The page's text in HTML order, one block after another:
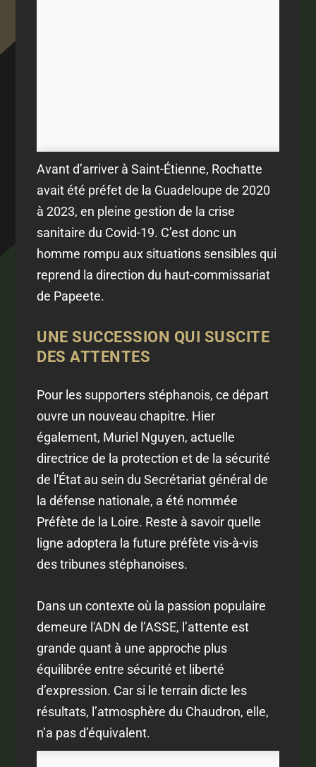
Avant d’arriver à Saint-Étienne, Rochatte
avait été préfet de la Guadeloupe de 2020
à 2023, en pleine gestion de la crise
sanitaire du Covid-19. C’est donc un
homme rompu aux situations sensibles qui
reprend la direction du haut-commissariat
de Papeete.
UNE SUCCESSION QUI SUSCITE
DES ATTENTES
Pour les supporters stéphanois, ce départ
ouvre un nouveau chapitre. Hier
également, Muriel Nguyen, actuelle
directrice de la protection et de la sécurité
de l'État au sein du Secrétariat général de
la défense nationale, a été nommée
Préfète de la Loire. Reste à savoir quelle
ligne adoptera la future préfète vis-à-vis
des tribunes stéphanoises.
Dans un contexte où la passion populaire
demeure l'ADN de l’ASSE, l’attente est
grande quant à une approche plus
équilibrée entre sécurité et liberté
d’expression. Car si le terrain dicte les
résultats, l’atmosphère du Chaudron, elle,
n’a pas d’équivalent.